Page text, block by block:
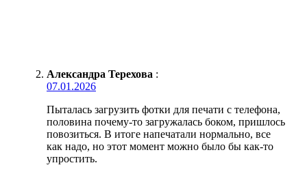
Александра Терехова :
07.01.2026
Пыталась загрузить фотки для печати с телефона,
половина почему-то загружалась боком, пришлось
повозиться. В итоге напечатали нормально, все
как надо, но этот момент можно было бы как-то
упростить.